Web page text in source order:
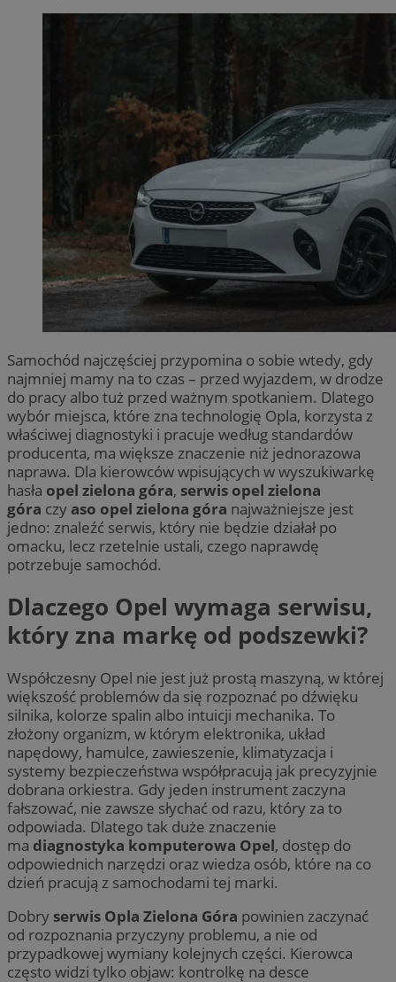
Samochód najczęściej przypomina o sobie wtedy, gdy
najmniej mamy na to czas – przed wyjazdem, w drodze
do pracy albo tuż przed ważnym spotkaniem. Dlatego
wybór miejsca, które zna technologię Opla, korzysta z
właściwej diagnostyki i pracuje według standardów
producenta, ma większe znaczenie niż jednorazowa
naprawa. Dla kierowców wpisujących w wyszukiwarkę
hasła opel zielona góra, serwis opel zielona
góra czy aso opel zielona góra najważniejsze jest
jedno: znaleźć serwis, który nie będzie działał po
omacku, lecz rzetelnie ustali, czego naprawdę
potrzebuje samochód.
Dlaczego Opel wymaga serwisu,
który zna markę od podszewki?
Współczesny Opel nie jest już prostą maszyną, w której
większość problemów da się rozpoznać po dźwięku
silnika, kolorze spalin albo intuicji mechanika. To
złożony organizm, w którym elektronika, układ
napędowy, hamulce, zawieszenie, klimatyzacja i
systemy bezpieczeństwa współpracują jak precyzyjnie
dobrana orkiestra. Gdy jeden instrument zaczyna
fałszować, nie zawsze słychać od razu, który za to
odpowiada. Dlatego tak duże znaczenie
ma diagnostyka komputerowa Opel, dostęp do
odpowiednich narzędzi oraz wiedza osób, które na co
dzień pracują z samochodami tej marki.
Dobry serwis Opla Zielona Góra powinien zaczynać
od rozpoznania przyczyny problemu, a nie od
przypadkowej wymiany kolejnych części. Kierowca
często widzi tylko objaw: kontrolkę na desce